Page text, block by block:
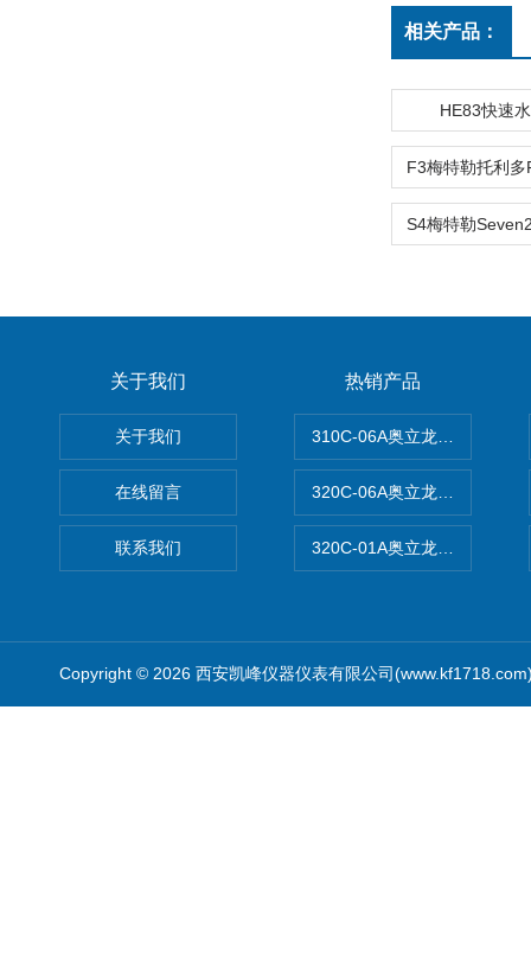
相关产品：
HE83快速
关于我们
关于我们
在线留言
联系我们
热销产品
310C-06A奥立龙实验室台式
320C-06A奥立龙实验室便携
320C-01A奥立龙实验室便携
Copyright © 2026 西安凯峰仪器仪表有限公司